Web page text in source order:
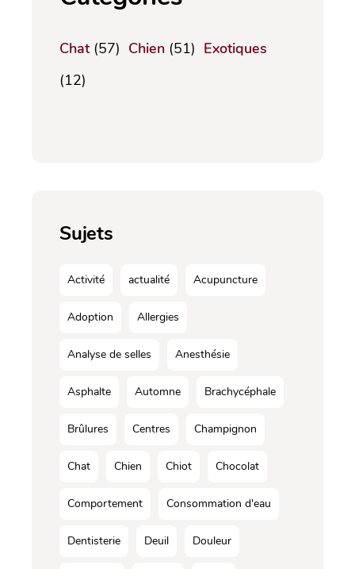
Chat(57) Chien (51) Exotiques
(12)
Sujets
Activité actualité Acupuncture
Adoption Allergies
Analyse de selles Anesthésie
Asphalte Automne Brachycéphale
Brûlures Centres Champignon
Chat Chien Chiot Chocolat
Comportement Consommation d'eau
Dentisterie Deuil Douleur